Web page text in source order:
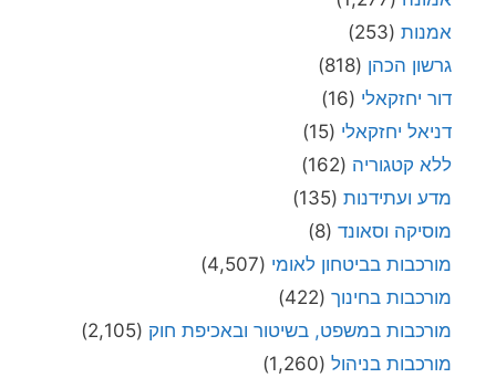
אמנות (253)
גרשון הכהן (818)
דור יחזקאלי (16)
דניאל יחזקאלי (15)
ללא קטגוריה (162)
מדע ועתידנות (135)
מוסיקה וסאונד (8)
מורכבות בביטחון לאומי (4,507)
מורכבות בחינוך (422)
מורכבות במשפט, בשיטור ובאכיפת חוק (2,105)
מורכבות בניהול (1,260)